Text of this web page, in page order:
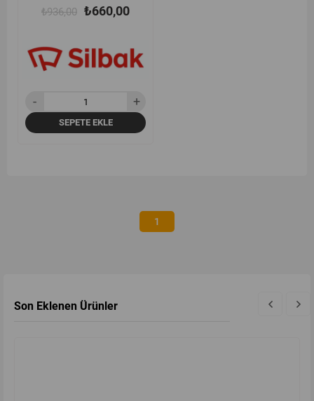
10-17 Renault Scenic 15-
23 Ön Silecek (Silgi)
mm) Silbak - Sb3226c
₺660,00
₺936,00
SEPETE EKLE
1
Son Eklenen Ürünler